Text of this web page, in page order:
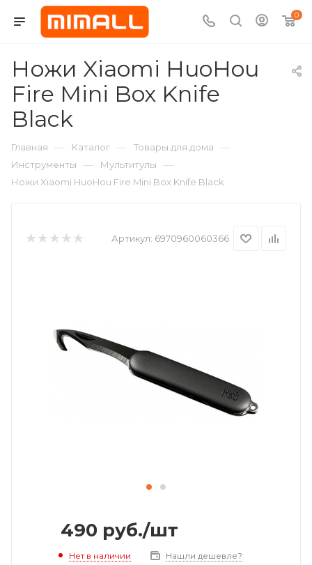
0
Ножи Xiaomi HuoHou
Fire Mini Box Knife
Black
Главная — Каталог — Товары для дома —
Инструменты — Мультитулы —
Ножи Xiaomi HuoHou Fire Mini Box Knife Black
Артикул: 6970960060366
490 руб./шт
Нет в наличии Нашли дешевле?